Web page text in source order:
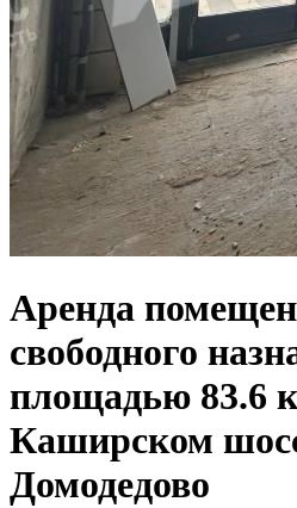
Аренда
свободного
площадью 83.6
Каширском
Домодедово